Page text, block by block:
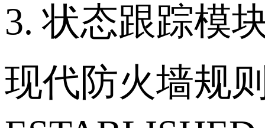
3. 状态跟踪模
现代防火墙规